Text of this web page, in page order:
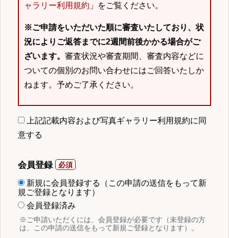
ャラリー利用規約 」をご覧ください。
※ご申請をいただいた順に審査いたしており、状
況によりご返答までに2週間前後かかる場合がご
ざいます。 審査状況や審査期間、審査内容などに
ついての個別のお問い合わせにはご回答いたしか
ねます。予めご了承ください。
上記記載内容および写真ギャラリー利用規約に同
意する
会員登録
新規に会員登録する（この申請の送信をもって新
規ご登録となります）
会員登録済み
※ご申請いただくには、会員登録が必要です（未登録の方
は、この申請の送信をもって新規ご登録となります）。